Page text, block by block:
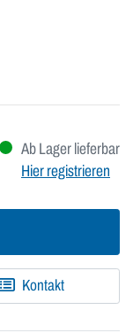
Ab Lager lieferbar
Hier registrieren
Kontakt